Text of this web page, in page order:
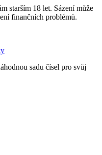
starším 18 let. Sázení může
finančních problémů.
sadu čísel pro svůj